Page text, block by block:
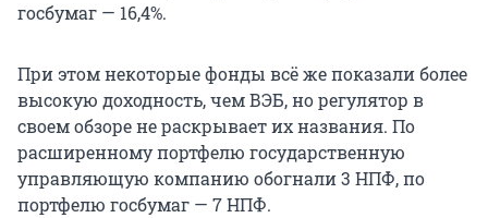
госбумаг — 16,4%.
При этом некоторые фонды всё же показали более
высокую доходность, чем ВЭБ, но регулятор в
своем обзоре не раскрывает их названия. По
расширенному портфелю государственную
управляющую компанию обогнали3 НПФ, по
портфелю госбумаг — 7 НПФ.